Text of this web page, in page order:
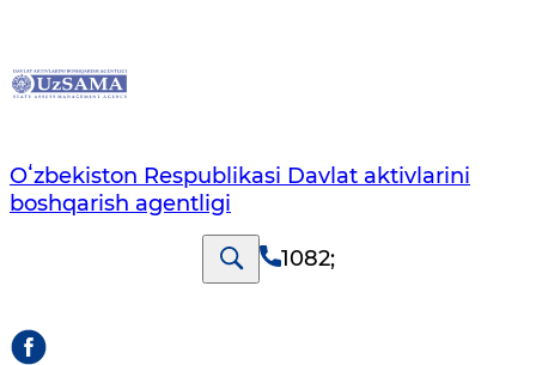
Oʻzbekiston Respublikasi Davlat aktivlarini
boshqarish agentligi
1082;